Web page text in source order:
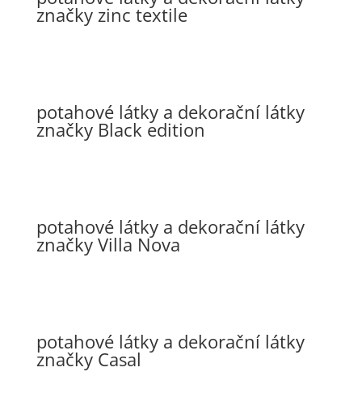
značky zinc textile
potahové látky a dekorační látky
značky Black edition
potahové látky a dekorační látky
značky Villa Nova
potahové látky a dekorační látky
značky Casal